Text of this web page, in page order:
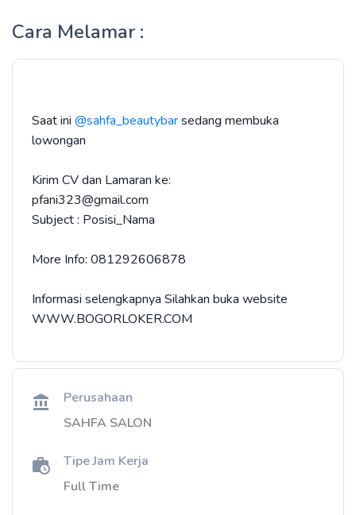
Cara Melamar :
Saat ini @sahfa_beautybarsedang membuka
lowongan
Kirim CV dan Lamaran ke:
pfani323@gmail.com
Subject : Posisi_Nama
More Info: 081292606878
Informasi selengkapnya Silahkan buka website
WWW.BOGORLOKER.COM⁣⁣⁣⁣⁣⁣⁣⁣⁣⁣⁣⁣⁣⁣⁣
Perusahaan
SAHFA SALON
Tipe Jam Kerja
Full Time